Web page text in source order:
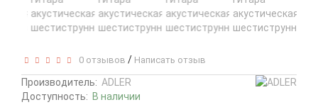
0 отзывов / Написать отзыв
Производитель: ADLER
Доступность: В наличии